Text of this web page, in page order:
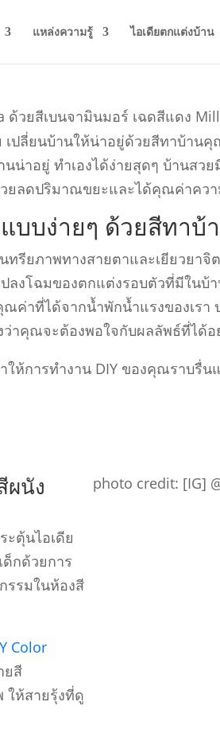
แหล่งความรู้ ไอเดียตกแต่งบ้าน
เปลี่ยนบ้านให้น่าอยู่ด้วยสีทาบ้าน
น่าอยู่ ทําเองได้ง่ายสุดๆ บ้านสว
ยลดปริมาณขยะและได้คุณค่าคว
บบง่ายๆ ด้วยสีทา
รียภาพทางสายตาและเยียวยา
ลงโฉมของตกแต่งรอบตัวที่มีใน
ค่าที่ได้จากนํ้าพักนํ้าแรงของเร
ว่าคุณจะต้องพอใจกับผลลัพธ์ที่ได้
การทํางาน DIY ของคุณราบรื่น
ผนัง
ะตุ้นไอเดีย
กด้วยการ
รรมในห้องสี
Color
ยสี
ให้สายรุ้งที่ดู
photo credit: [IG]